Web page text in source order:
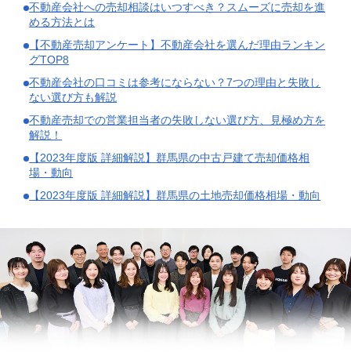
不動産会社への売却相談はいつすべき？スムーズに売却を進
める方法とは
【不動産売却アンケート】不動産会社を選んだ理由ランキン
グTOP8
不動産会社の口コミは参考にならない？7つの理由と失敗し
ない選び方も解説
不動産売却での営業担当者の失敗しない選び方、見極め方を
解説！
【2023年度版 詳細解説】群馬県の中古戸建て売却価格相
場・動向
【2023年度版 詳細解説】群馬県の土地売却価格相場・動向